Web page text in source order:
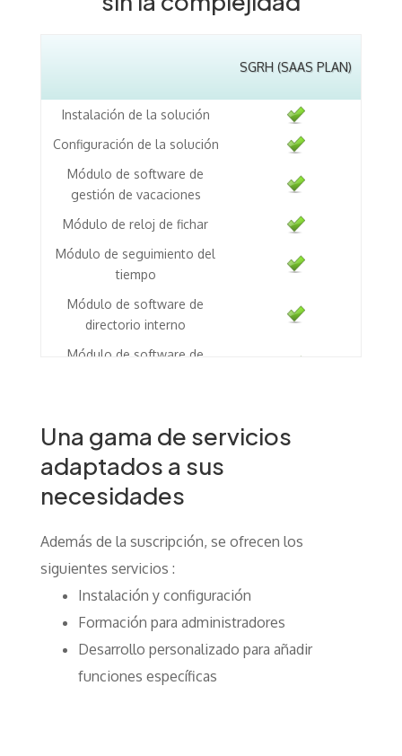
SGRH (SAAS PLAN)
Instalación de la solución
Configuración de la solución
Módulo de software de
gestión de vacaciones
Módulo de reloj de fichar
Módulo de seguimiento del
tiempo
Módulo de software de
directorio interno
Módulo de software de
gestión de archivos de RRHH
Módulo de gestión de
compras
Asistencia técnica ilimitada
Acceso a nuevas versiones de
Una gama de servicios
adaptados a sus
necesidades
Además de la suscripción, se ofrecen los
siguientes servicios :
Instalación y configuración
Formación para administradores
Desarrollo personalizado para añadir
funciones específicas